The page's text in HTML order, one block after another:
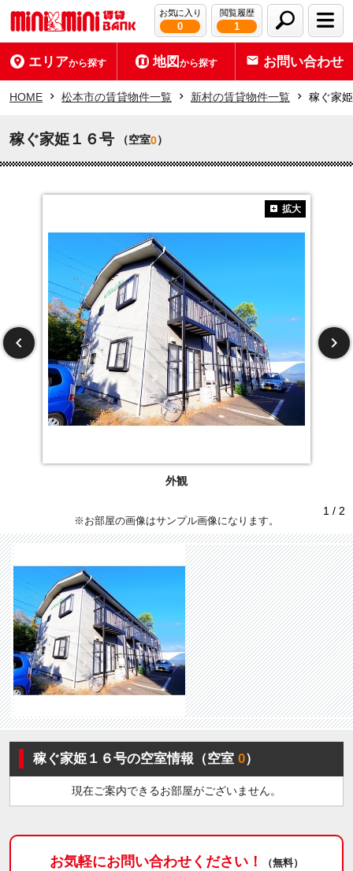
お気に入り
0
閲覧履歴
1
エリアから探す 地図から探す お問い合わせ
HOME 松本市の賃貸物件一覧 新村の賃貸物件一覧 稼ぐ家
稼ぐ家姫１６号 （空室0）
外観
拡大
1 / 2
※お部屋の画像はサンプル画像になります。
稼ぐ家姫１６号の空室情報（空室0）
現在ご案内できるお部屋がございません。
お気軽にお問い合わせください！ （無料）